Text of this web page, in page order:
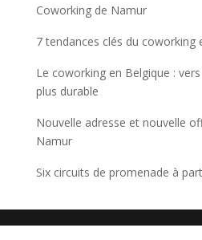
Coworking de Namur
7 tendances clés du coworking
Le coworking en Belgique :
plus durable
Nouvelle adresse et nouvelle
Namur
Six circuits de promenade à